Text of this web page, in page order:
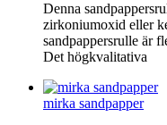
Denna
zirkoniumoxid eller
sandpappersrulle är
Det högkvalitativa
mirka sandpapper